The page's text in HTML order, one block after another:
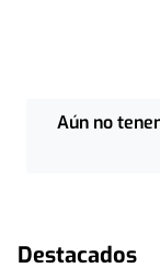
Aún no
Destacados